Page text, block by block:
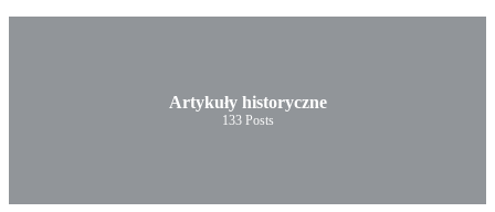
Artykuły historyczne
133 Posts